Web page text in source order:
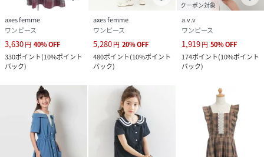
axes femme
ワンピース
3,630円 40%OFF
330ポイント(10%ポイント
バック)
axes femme
ワンピース
5,280円 20%OFF
480ポイント(10%ポイント
バック)
クーポン対象
a.v.v
ワンピース
1,919円 50%OFF
174ポイント(10%ポイント
バック)